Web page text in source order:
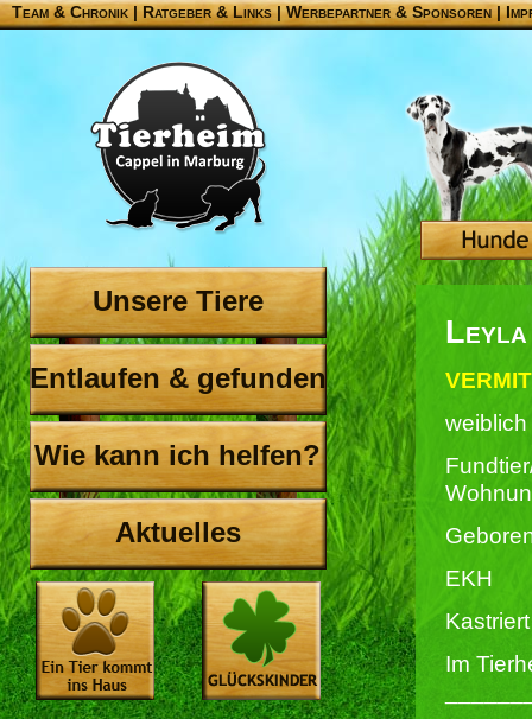
Team & Chronik |Ratgeber & Links|Werbepartner & Sponsoren|
Unsere Tiere
Entlaufen & gefunden
Wie kann ich helfen?
Aktuelles
Leyla
weiblich
EKH
Im